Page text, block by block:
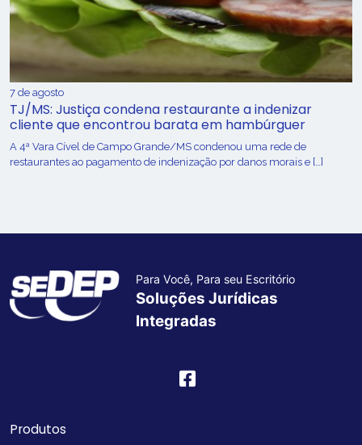
7 de agosto
TJ/MS: Justiça condena restaurante a indenizar
cliente que encontrou barata em hambúrguer
A 4ª Vara Cível de Campo Grande/MS condenou uma rede de
restaurantes ao pagamento de indenização por danos morais e […]
Para Você, Para seu Escritório
Soluções Jurídicas
Integradas
Produtos